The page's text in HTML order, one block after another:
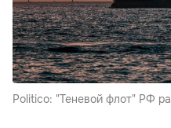
Politico: "Теневой флот" РФ